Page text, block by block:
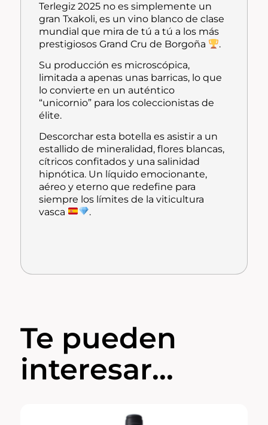
Terlegiz 2025 no es simplemente un
gran Txakoli, es un vino blanco de clase
mundial que mira de tú a tú a los más
prestigiososGrand Cru de Borgoña
.
Su producción es microscópica,
limitada a apenas unas barricas, lo que
lo convierte en un auténtico
“unicornio” para los coleccionistas de
élite.
Descorchar esta botella es asistir a un
estallido de mineralidad, flores blancas,
cítricos confitados y una salinidad
hipnótica. Un líquido emocionante,
aéreo y eterno que redefine para
siempre los límites de la viticultura
vasca
.
Te pueden
interesar...